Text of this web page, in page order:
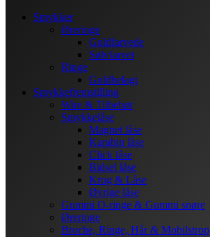
Smykker
Øreringe
Guldfarvede
Sølvfarvet
Ringe
Guldbelagt
Smykkefremstilling
Wire & Tilbehør
Smykkelåse
Magnet låse
Karabin låse
Click låse
Bidsel låse
Krog & Låse
Øvrige låse
Gummi O-ringe & Gummi snøre
Øreringe
Broche, Ringe, Hår & Mobilstrop